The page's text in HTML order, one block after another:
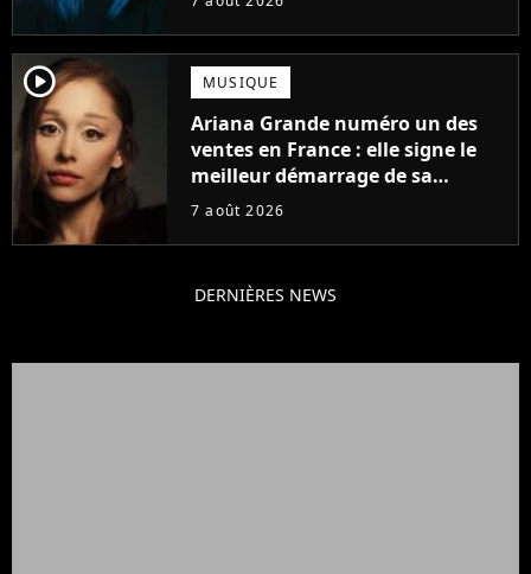
player2 MUSIQUE
Ariana Grande numéro un des
ventes en France : elle signe le
meilleur démarrage de sa
carrière avec son album Petal
7 août 2026
DERNIÈRES NEWS